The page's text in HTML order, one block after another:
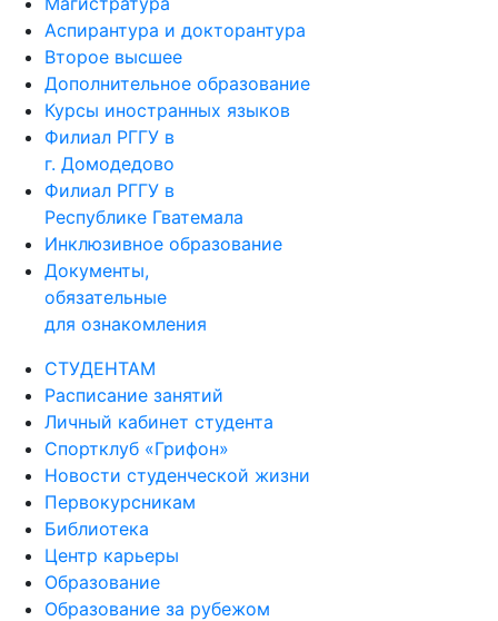
Аспирантура и докторантура
Второе высшее
Дополнительное образование
Курсы иностранных языков
Филиал РГГУ в
г. Домодедово
Филиал РГГУ в
Республике Гватемала
Инклюзивное образование
Документы,
обязательные
для ознакомления
СТУДЕНТАМ
Расписание занятий
Личный кабинет студента
Спортклуб «Грифон»
Новости студенческой жизни
Первокурсникам
Библиотека
Центр карьеры
Образование
Образование за рубежом